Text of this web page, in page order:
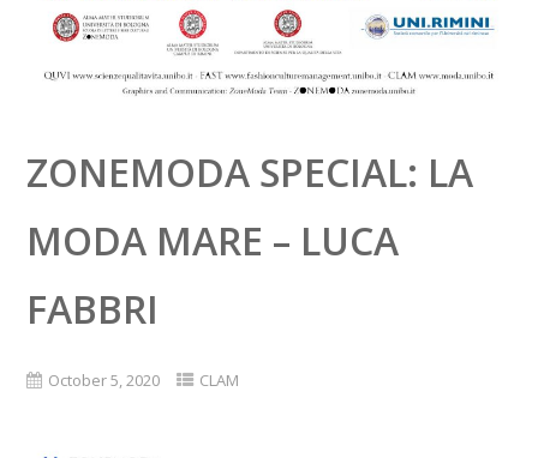
ZONEMODA SPECIAL: LA
MODA MARE – LUCA
FABBRI
October 5, 2020 CLAM